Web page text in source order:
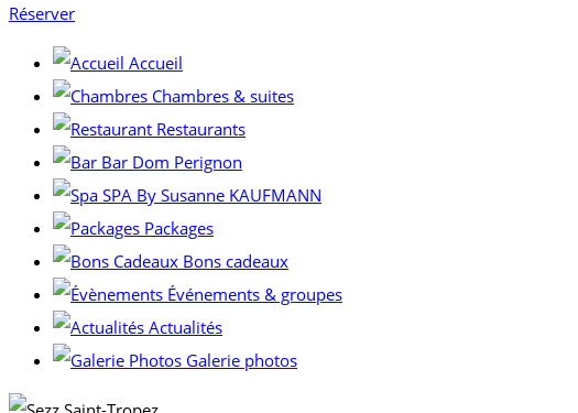
Réserver
Accueil
Chambres & suites
Restaurants
Bar Dom Perignon
SPA By Susanne KAUFMANN
Packages
Bons cadeaux
Événements & groupes
Actualités
Galerie photos